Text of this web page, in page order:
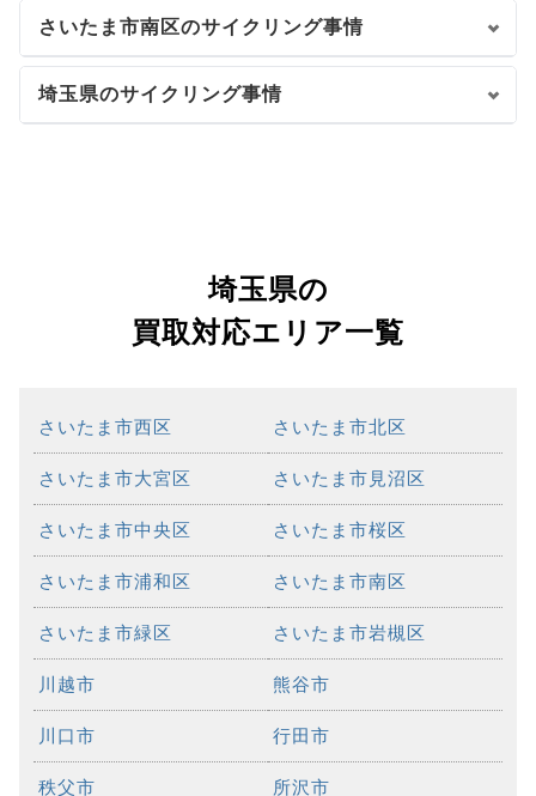
さいたま市南区のサイクリング事情
埼玉県のサイクリング事情
埼玉県の
買取対応エリア一覧
さいたま市西区 さいたま市北区
さいたま市大宮区 さいたま市見沼区
さいたま市中央区 さいたま市桜区
さいたま市浦和区 さいたま市南区
さいたま市緑区 さいたま市岩槻区
川越市 熊谷市
川口市 行田市
秩父市 所沢市